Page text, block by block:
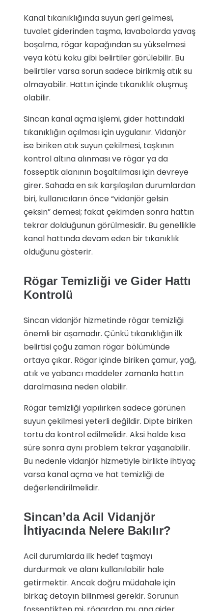
Kanal tıkanıklığında suyun geri gelmesi,
tuvalet giderinden taşma, lavabolarda yavaş
boşalma, rögar kapağından su yükselmesi
veya kötü koku gibi belirtiler görülebilir. Bu
belirtiler varsa sorun sadece birikmiş atık su
olmayabilir. Hattın içinde tıkanıklık oluşmuş
olabilir.
Sincan kanal açma işlemi, gider hattındaki
tıkanıklığın açılması için uygulanır. Vidanjör
ise biriken atık suyun çekilmesi, taşkının
kontrol altına alınması ve rögar ya da
fosseptik alanının boşaltılması için devreye
girer. Sahada en sık karşılaşılan durumlardan
biri, kullanıcıların önce “vidanjör gelsin
çeksin” demesi; fakat çekimden sonra hattın
tekrar dolduğunun görülmesidir. Bu genellikle
kanal hattında devam eden bir tıkanıklık
olduğunu gösterir.
Rögar Temizliği ve Gider Hattı
Kontrolü
Sincan vidanjör hizmetinde rögar temizliği
önemli bir aşamadır. Çünkü tıkanıklığın ilk
belirtisi çoğu zaman rögar bölümünde
ortaya çıkar. Rögar içinde biriken çamur, yağ,
atık ve yabancı maddeler zamanla hattın
daralmasına neden olabilir.
Rögar temizliği yapılırken sadece görünen
suyun çekilmesi yeterli değildir. Dipte biriken
tortu da kontrol edilmelidir. Aksi halde kısa
süre sonra aynı problem tekrar yaşanabilir.
Bu nedenle vidanjör hizmetiyle birlikte ihtiyaç
varsa kanal açma ve hat temizliği de
değerlendirilmelidir.
Sincan’da Acil Vidanjör
İhtiyacında Nelere Bakılır?
Acil durumlarda ilk hedef taşmayı
durdurmak ve alanı kullanılabilir hale
getirmektir. Ancak doğru müdahale için
birkaç detayın bilinmesi gerekir. Sorunun